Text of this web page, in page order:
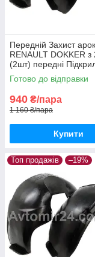
Передній Захист арок
RENAULT DOKKER з
(2шт) передні
Доккер пара передніх
Готово до відправки
940 ₴/пара
1 160 ₴/пара
Купити
Топ продажів –19%